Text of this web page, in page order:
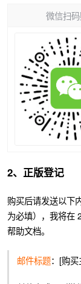
微信扫
2、正版登记
购买后请发送以下
为必填），我将在
帮助文档。
邮件标题：[购